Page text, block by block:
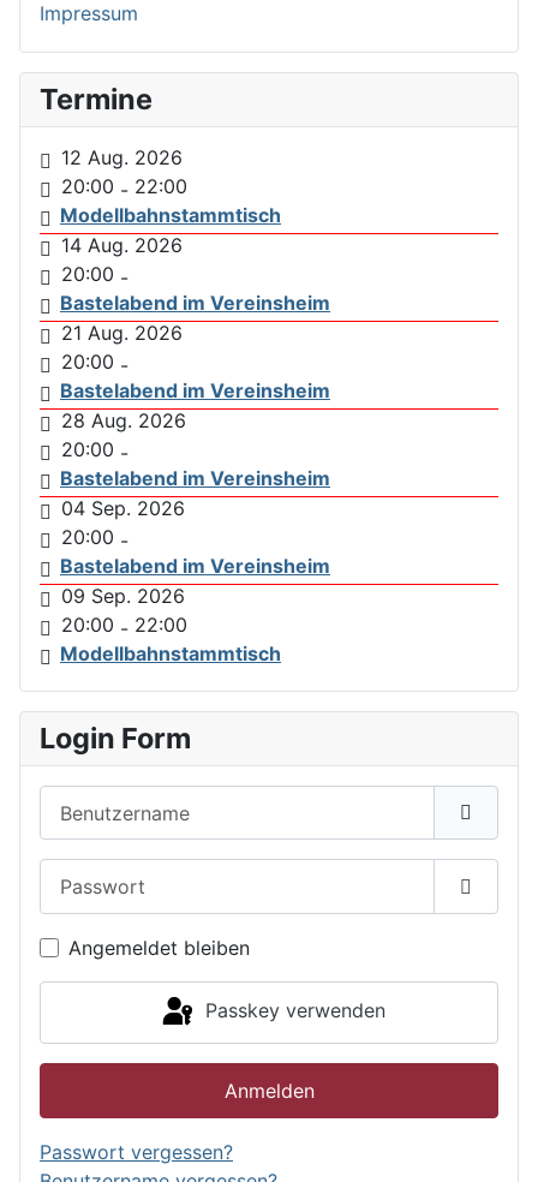
Impressum
Termine
12 Aug. 2026
20:00 - 22:00
Modellbahnstammtisch
14 Aug. 2026
20:00 -
Bastelabend im Vereinsheim
21 Aug. 2026
20:00 -
Bastelabend im Vereinsheim
28 Aug. 2026
20:00 -
Bastelabend im Vereinsheim
04 Sep. 2026
20:00 -
Bastelabend im Vereinsheim
09 Sep. 2026
20:00 - 22:00
Modellbahnstammtisch
Login Form
Angemeldet bleiben
Passkey verwenden
Anmelden
Passwort vergessen?